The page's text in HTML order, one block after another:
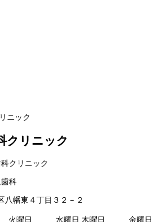
ニック
クリニック
科
八幡東４丁目３２－２
火曜日 水曜日 木曜日 金曜日